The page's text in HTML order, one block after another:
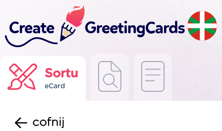
Sortu
eCard
cofnij